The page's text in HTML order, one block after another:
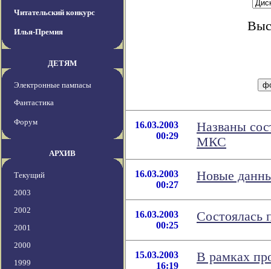
Читательский конкурс
Илья-Премия
ДЕТЯМ
Электронные пампасы
Фантастика
Форум
АРХИВ
Текущий
2003
2002
2001
2000
1999
16.03.2003
00:29
Названы
МКС
16.03.2003
00:27
Новые
16.03.2003
00:25
Состоялась
15.03.2003
16:19
В рамках